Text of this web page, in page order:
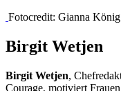
Fotocredit: Gianna König
Birgit Wetjen
Birgit Wetjen,
Courage, motiviert